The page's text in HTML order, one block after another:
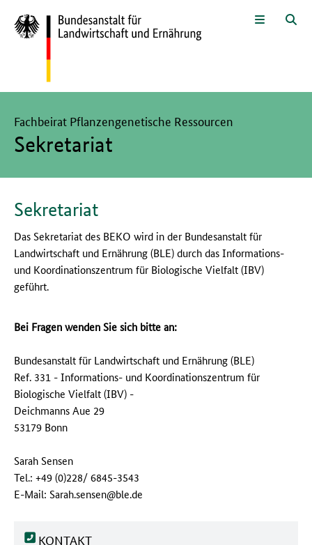
Menü
Sekretariat
Fachbeirat Pflanzengenetische Ressourcen
Sekretariat
Das Sekretariat des BEKO wird in der Bundesanstalt für
Landwirtschaft und Ernährung (BLE) durch das Informations-
und Koordinationszentrum für Biologische Vielfalt (IBV)
geführt.
Bei Fragen wenden Sie sich bitte an:
Bundesanstalt für Landwirtschaft und Ernährung (BLE)
Ref. 331 - Informations- und Koordinationszentrum für
Biologische Vielfalt (IBV) -
Deichmanns Aue 29
53179 Bonn
Sarah Sensen
Tel.: +49 (0)228/ 6845-3543
E-Mail: Sarah.sensen@ble.de
KONTAKT